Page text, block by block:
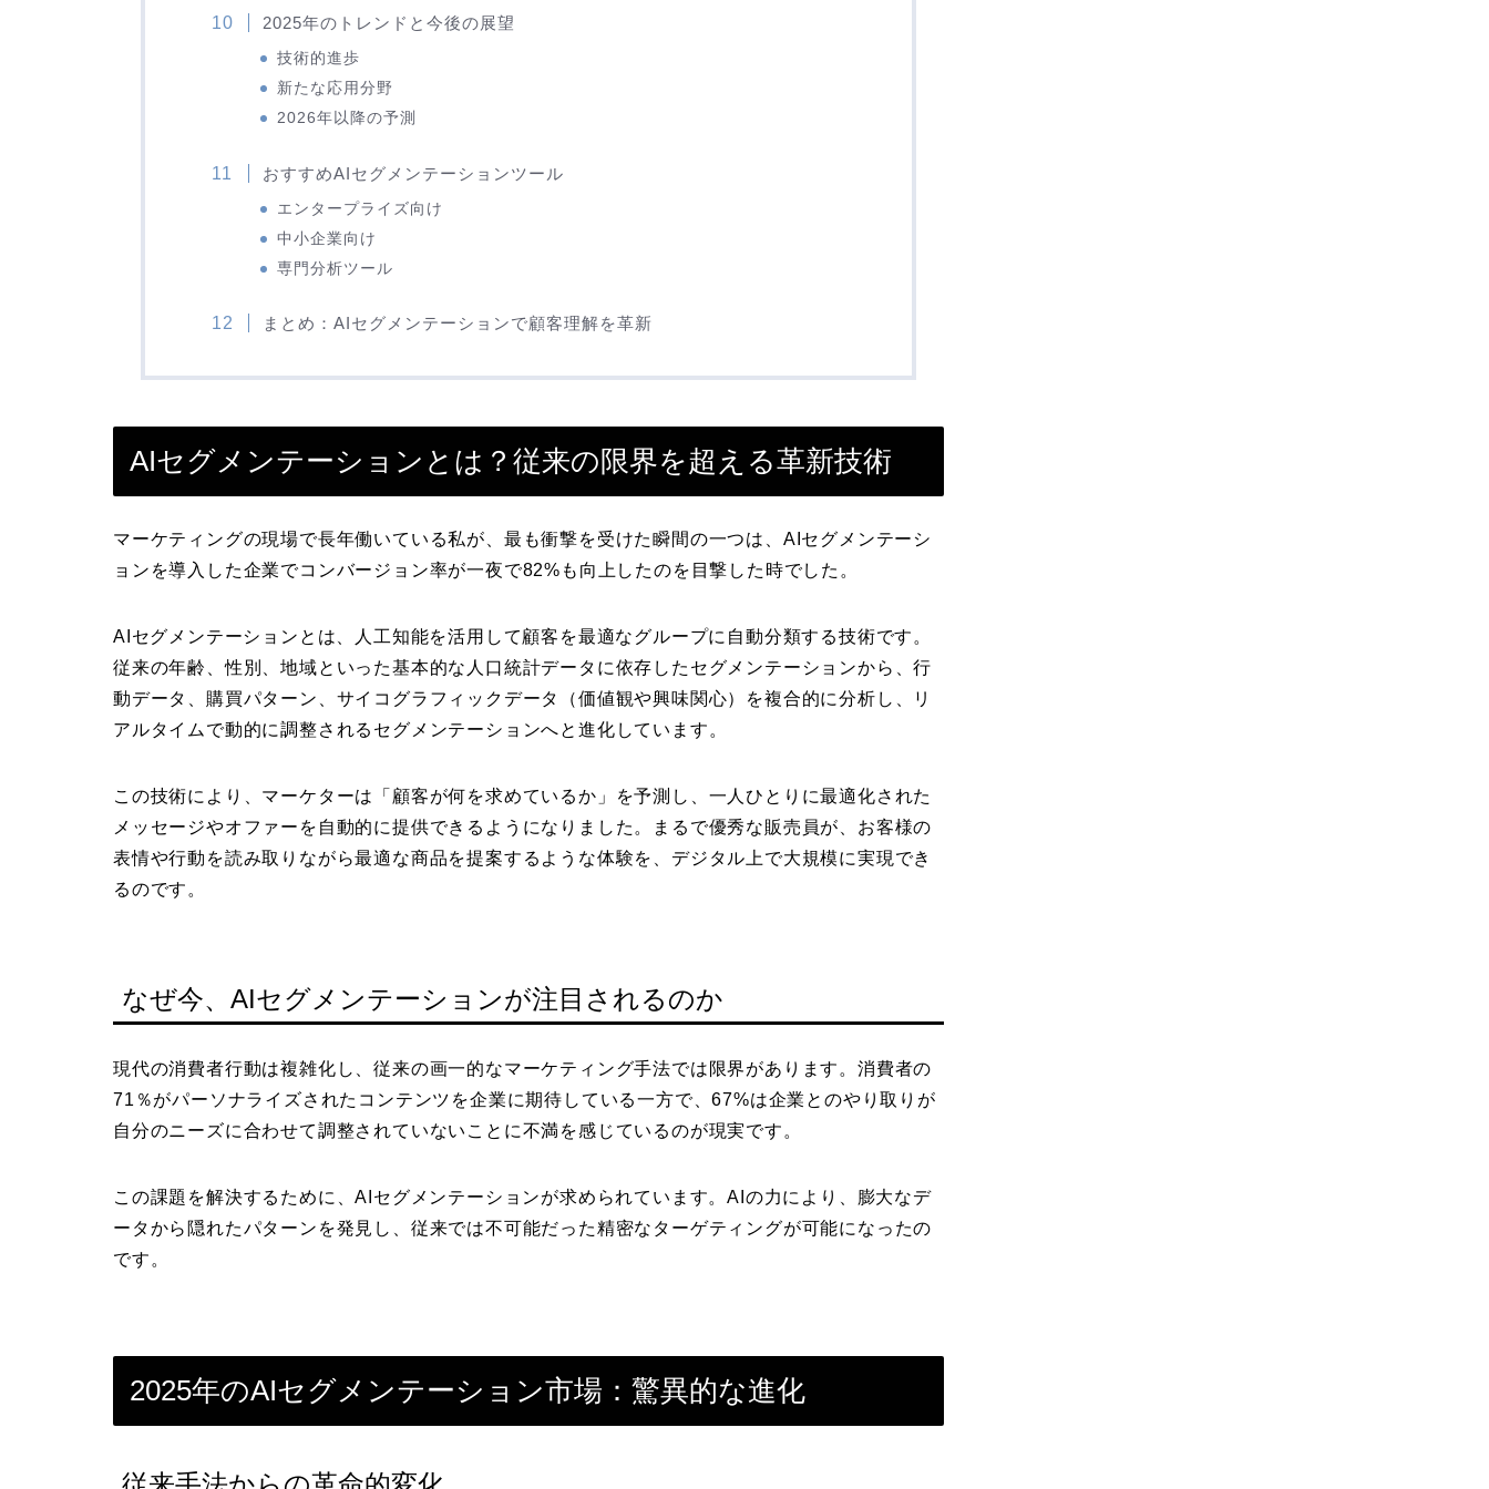
2025年のトレンドと今後の展望
技術的進歩
新たな応用分野
2026年以降の予測
おすすめAIセグメンテーションツール
エンタープライズ向け
中小企業向け
専門分析ツール
まとめ：AIセグメンテーションで顧客理解を革新
AIセグメンテーションとは？従来の限界を超える革新技術
マーケティングの現場で長年働いている私が、最も衝撃を受けた瞬間の一つは、AIセグメンテーシ
ョンを導入した企業でコンバージョン率が一夜で82%も向上したのを目撃した時でした。
AIセグメンテーションとは、人工知能を活用して顧客を最適なグループに自動分類する技術です。
従来の年齢、性別、地域といった基本的な人口統計データに依存したセグメンテーションから、行
動データ、購買パターン、サイコグラフィックデータ（価値観や興味関心）を複合的に分析し、リ
アルタイムで動的に調整されるセグメンテーションへと進化しています。
この技術により、マーケターは「顧客が何を求めているか」を予測し、一人ひとりに最適化された
メッセージやオファーを自動的に提供できるようになりました。まるで優秀な販売員が、お客様の
表情や行動を読み取りながら最適な商品を提案するような体験を、デジタル上で大規模に実現でき
るのです。
なぜ今、AIセグメンテーションが注目されるのか
現代の消費者行動は複雑化し、従来の画一的なマーケティング手法では限界があります。消費者の
71％がパーソナライズされたコンテンツを企業に期待している一方で、67%は企業とのやり取りが
自分のニーズに合わせて調整されていないことに不満を感じているのが現実です。
この課題を解決するために、AIセグメンテーションが求められています。AIの力により、膨大なデ
ータから隠れたパターンを発見し、従来では不可能だった精密なターゲティングが可能になったの
です。
2025年のAIセグメンテーション市場：驚異的な進化